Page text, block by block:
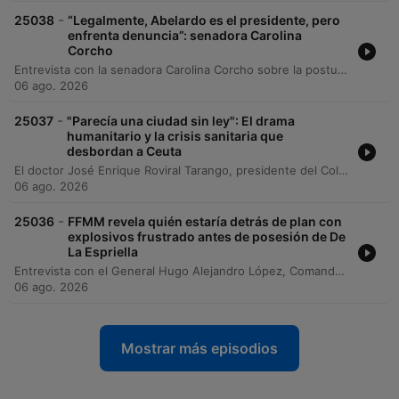
25038 - “Legalmente, Abelardo es el presidente, pero
enfrenta denuncia”: senadora Carolina
Corcho
Entrevista con la senadora Carolina Corcho sobre la postura del Pacto Histórico frente a la toma de posesión del presidente Abelardo de la Espriella. La senadora explica las razones por las cuales la bancada opositora no asistirá a la ceremonia en Cali, calificando su ausencia como un acto de protesta constitucional ante anuncios presidenciales que considera contrarios a la democracia y a las relaciones internacionales de Colombia. El diálogo aborda también la intención de realizar actos de protesta en el Capitolio Nacional y la controversia generada por las recomendaciones de seguridad de la Policía Nacional. Se discute la tensión entre las medidas preventivas de la fuerza pública para evitar disturbios en Bogotá y el derecho constitucional a la reunión y la opinión parlamentaria.
06 ago. 2026
25037 - "Parecía una ciudad sin ley": El drama
humanitario y la crisis sanitaria que
desbordan a Ceuta
El doctor José Enrique Roviral Tarango, presidente del Colegio Oficial de Médicos de Ceuta, analiza la grave crisis humanitaria y sanitaria que atraviesa la ciudad tras la incursión masiva de migrantes desde Marruecos. El entrevistado describe un escenario de caos inicial con cifras de fallecidos por aplastamiento y ahogamiento, así como las complicaciones médicas actuales derivadas de lesiones, infecciones y el riesgo de enfermedades como el tétano o el cólera. La conversación aborda la precariedad en la atención a menores, los dilemas éticos del personal sanitario ante la falta de tutores legales y la sensación de inseguridad y ausencia del Estado que ha vivido la población local.
06 ago. 2026
25036 - FFMM revela quién estaría detrás de plan con
explosivos frustrado antes de posesión de De
La Espriella
Entrevista con el General Hugo Alejandro López, Comandante General de las Fuerzas Militares de Colombia, sobre el despliegue de seguridad en el occidente del país. El General detalla los operativos para garantizar la estabilidad durante la posesión del presidente electo Abelardo de la Espriella, destacando la incautación de media tonelada de explosivos en Santander de Quilichao vinculada a estructuras del Gabor Residual del BOJA y el terrorista Mordisco. La conversación aborda las medidas de inteligencia para prevenir ataques con drones, la restricción del espacio aéreo en Cali y el estado de alerta nacional mediante un acuartelamiento de primer grado para proteger las instituciones durante los eventos oficiales.
06 ago. 2026
Mostrar más episodios